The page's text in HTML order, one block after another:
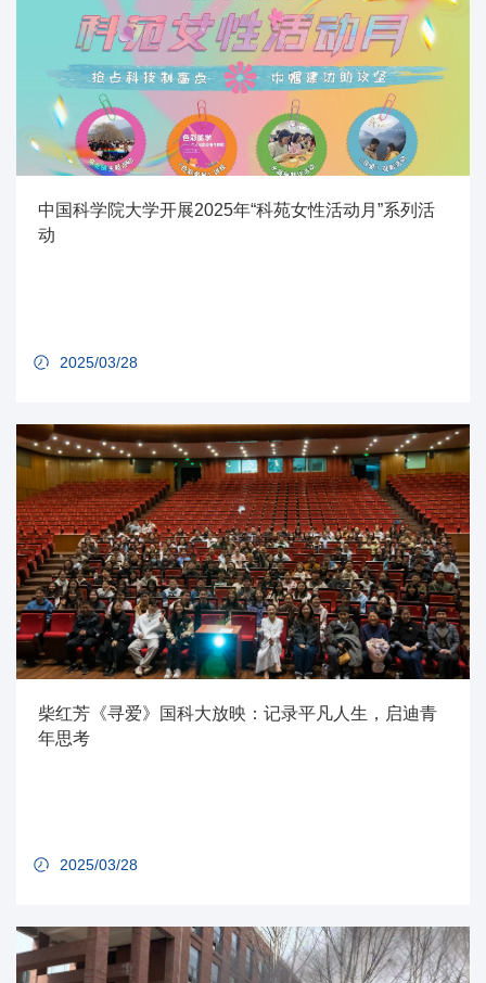
中国科学院大学开展2025年“科苑女性活动月”系列活
动
2025/03/28
柴红芳《寻爱》国科大放映：记录平凡人生，启迪青
年思考
2025/03/28